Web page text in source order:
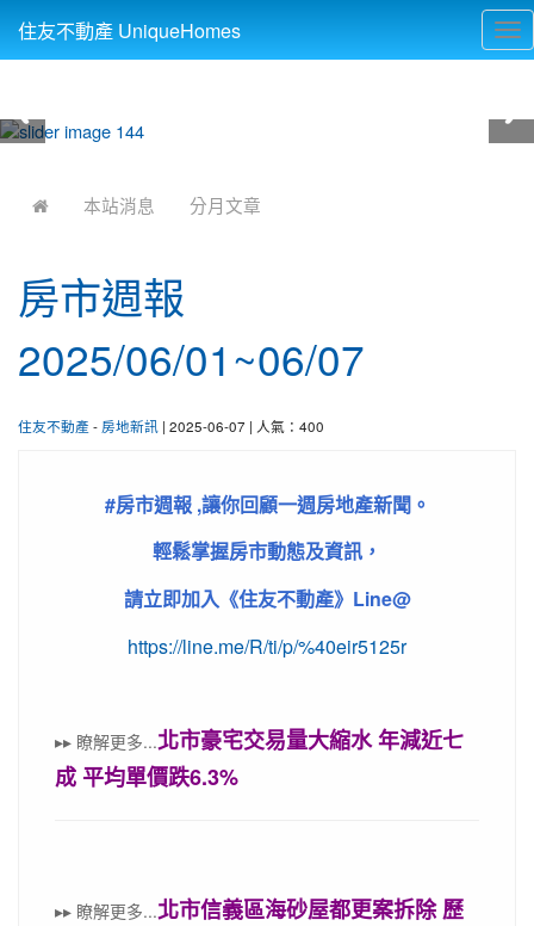
住友不動產 UniqueHomes
本站消息 分月文章
房市週報
2025/06/01~06/07
住友不動產 - 房地新訊 | 2025-06-07 | 人氣：400
#房市週報 ,讓你回顧一週房地產新聞。
輕鬆掌握房市動態及資訊，
請立即加入《住友不動產》 Line@
https://line.me/R/ti/p/%40eir5125r
▸▸ 瞭解更多...北市豪宅交易量大縮水 年減近七
成 平均單價跌6.3%
▸▸ 瞭解更多...北市信義區海砂屋都更案拆除 歷